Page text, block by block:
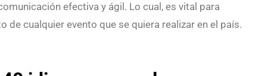
efectiva y ágil. Lo cual, es vital para
de cualquier evento que se quiera realizar en el país.